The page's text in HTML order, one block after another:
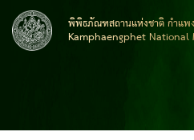
พิพิธภัณฑสถานแห่งชาติ กำแพ
Kamphaengphet National